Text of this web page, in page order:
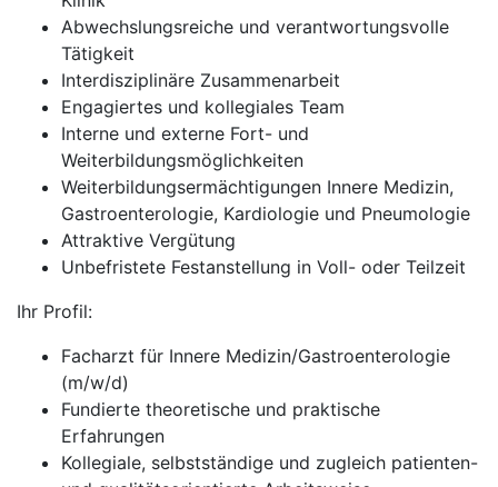
Abwechslungsreiche und verantwortungsvolle
Tätigkeit
Interdisziplinäre Zusammenarbeit
Engagiertes und kollegiales Team
Interne und externe Fort- und
Weiterbildungsmöglichkeiten
Weiterbildungsermächtigungen Innere Medizin,
Gastroenterologie, Kardiologie und Pneumologie
Attraktive Vergütung
Unbefristete Festanstellung in Voll- oder Teilzeit
Ihr Profil:
Facharzt für Innere Medizin/Gastroenterologie
(m/w/d)
Fundierte theoretische und praktische
Erfahrungen
Kollegiale, selbstständige und zugleich patienten-